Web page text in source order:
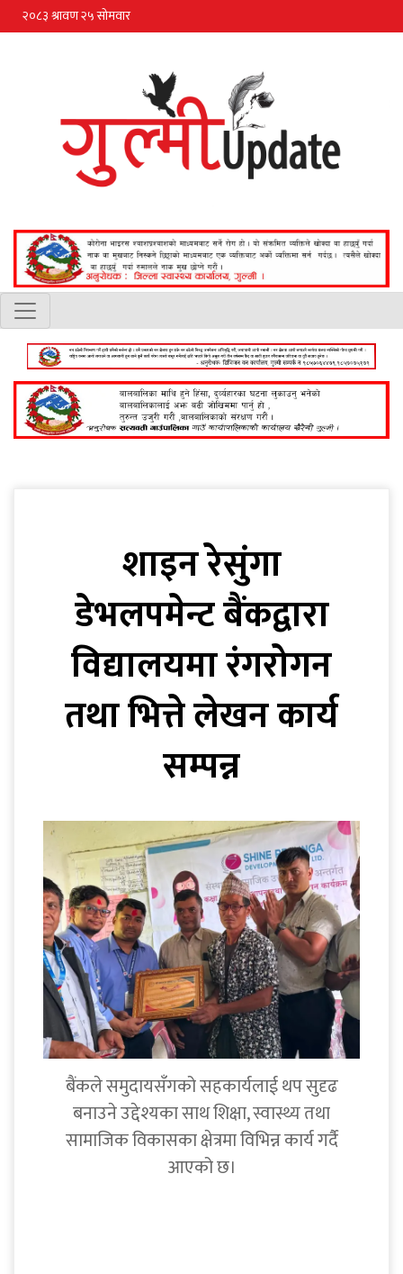
शाइन रेसुंगा
डेभलपमेन्ट बैंकद्वारा
विद्यालयमा रंगरोगन
तथा भित्ते लेखन कार्य
सम्पन्न
बैंकले समुदायसँगको सहकार्यलाई थप सुदृढ
बनाउने उद्देश्यका साथ शिक्षा, स्वास्थ्य तथा
सामाजिक विकासका क्षेत्रमा विभिन्न कार्य गर्दै
आएको छ।